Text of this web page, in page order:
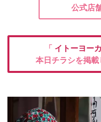
公式店
「 イトーヨー
本日チラシを掲